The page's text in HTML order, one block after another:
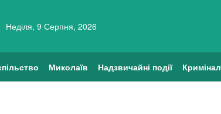
Неділя, 9 Серпня, 2026
Миколаїв Надзвичайні події Кримінал